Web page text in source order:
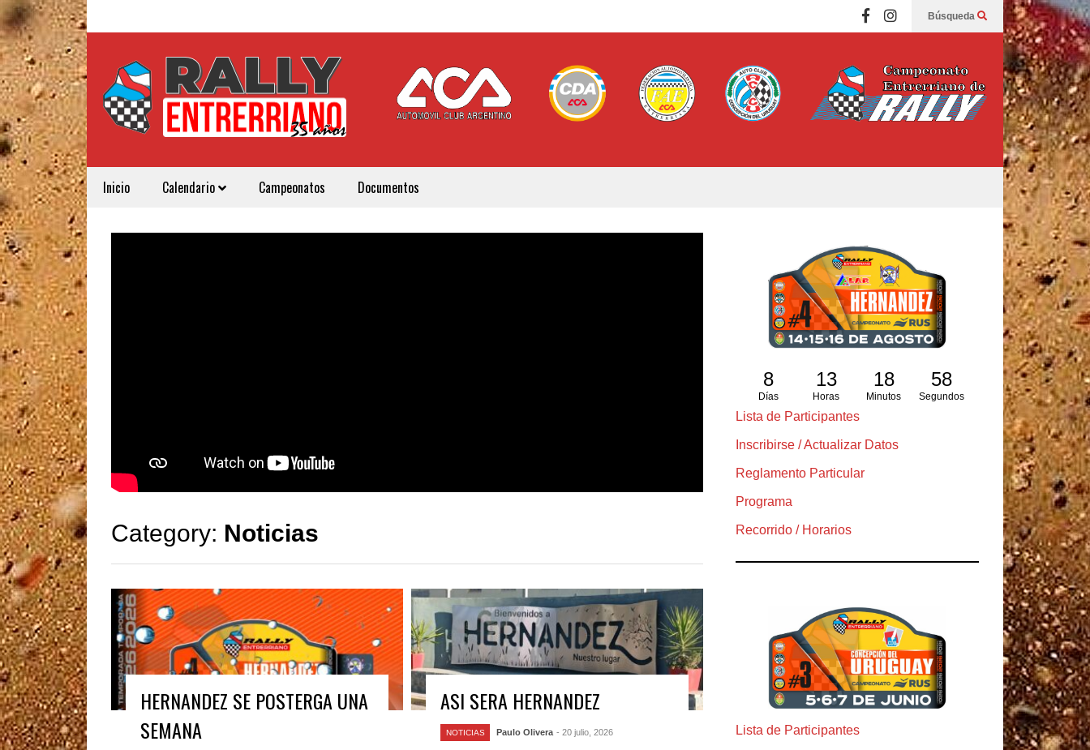
Búsqueda
Inicio Calendario Campeonatos Documentos
Category: Noticias
HERNANDEZ SE POSTERGA UNA
SEMANA
ASI SERA HERNANDEZ
NOTICIAS Paulo Olivera - 20 julio, 2026
8
Días
13
Horas
18
Minutos
57
Segundos
Lista de Participantes
Inscribirse / Actualizar Datos
Reglamento Particular
Programa
Recorrido / Horarios
Lista de Participantes